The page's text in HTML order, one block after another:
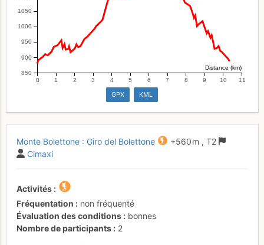
850
900
950
1000
1050
0 1 2 3 4 5 6 7 8 9 10 11
Distance (km)
GPX KML
Monte Bolettone : Giro del Bolettone +560 m , T2
Cimaxi
Activités
Fréquentation
non fréquenté
Évaluation des conditions
bonnes
Nombre de participants
2